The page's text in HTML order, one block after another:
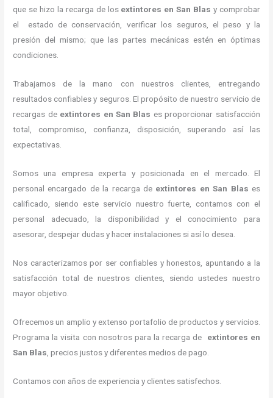
que se hizo la recarga de los extintores en San Blasy comprobar
el estado de conservación, verificar los seguros, el peso y la
presión del mismo; que las partes mecánicas estén en óptimas
condiciones.
Trabajamos de la mano con nuestros clientes, entregando
resultados confiables y seguros. El propósito de nuestro servicio de
recargas de extintores en San Blas es proporcionar satisfacción
total, compromiso, confianza, disposición, superando así las
expectativas.
Somos una empresa experta y posicionada en el mercado. El
personal encargado de la recarga de extintores en San Blas es
calificado, siendo este servicio nuestro fuerte, contamos con el
personal adecuado, la disponibilidad y el conocimiento para
asesorar, despejar dudas y hacer instalaciones si así lo desea.
Nos caracterizamos por ser confiables y honestos, apuntando a la
satisfacción total de nuestros clientes, siendo ustedes nuestro
mayor objetivo.
Ofrecemos un amplio y extenso portafolio de productos y servicios.
Programa la visita con nosotros para la recarga de extintores en
San Blas , precios justos y diferentes medios de pago.
Contamos con años de experiencia y clientes satisfechos.